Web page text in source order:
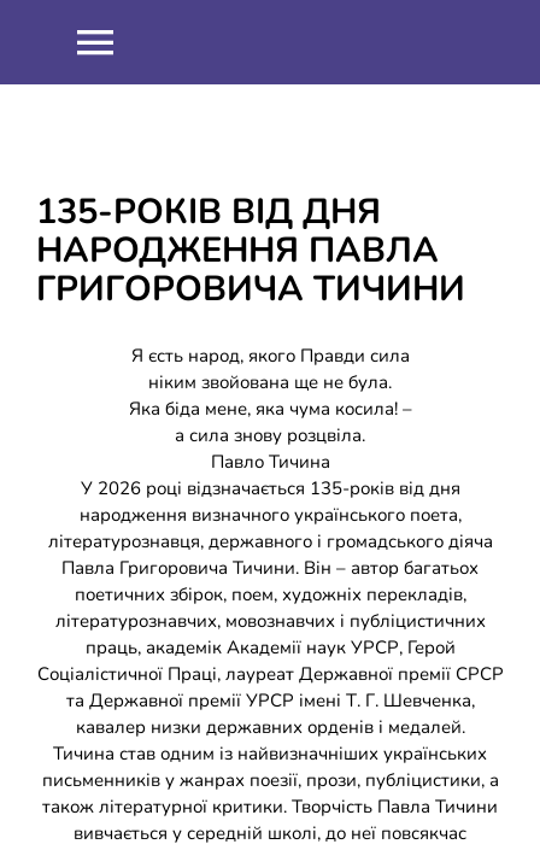
Toggle
ПРО НАС
Співпраця
ОСВІТНІЙ ПРОЦЕС
Виховна робота
Методична робота
Накази
ЗНО 2022
ШКІЛЬНИЙ ГАРТ
ДИСТАНЦІЙНЕ НАВЧАННЯ
КОЗАЦЬКА ПЕДАГОГІКА
Джура
ОХОРОНА ПРАЦІ
ФІНАНСОВО-ГОСПОДАРСЬКА РОБОТА
ШКІЛЬНІ МУЗЕЇ
135-РОКІВ ВІД ДНЯ
НАРОДЖЕННЯ ПАВЛА
ГРИГОРОВИЧА ТИЧИНИ
Я єсть народ, якого Правди сила
ніким звойована ще не була.
Яка біда мене, яка чума косила! –
а сила знову розцвіла.
Павло Тичина
У 2026 році відзначається 135-років від дня
народження визначного українського поета,
літературознавця, державного і громадського діяча
Павла Григоровича Тичини. Він – автор багатьох
поетичних збірок, поем, художніх перекладів,
літературознавчих, мовознавчих і публіцистичних
праць, академік Академії наук УРСР, Герой
Соціалістичної Праці, лауреат Державної премії СРСР
та Державної премії УРСР імені Т. Г. Шевченка,
кавалер низки державних орденів і медалей.
Тичина став одним із найвизначніших українських
письменників у жанрах поезії, прози, публіцистики, а
також літературної критики. Творчість Павла Тичини
вивчається у середній школі, до неї повсякчас